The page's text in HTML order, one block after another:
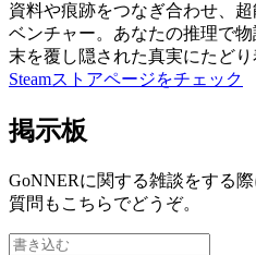
資料や痕跡をつなぎ合わせ、
ベンチャー。あなたの推理で
末を覆し隠された真実にたどり
Steamストアページをチェック
掲示板
GoNNERに関する雑談をする
質問もこちらでどうぞ。